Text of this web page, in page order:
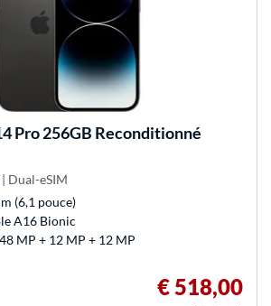
Pro 256GB Reconditionné
Dual-eSIM
(6,1 pouce)
A16 Bionic
MP + 12 MP + 12 MP
€ 518,00